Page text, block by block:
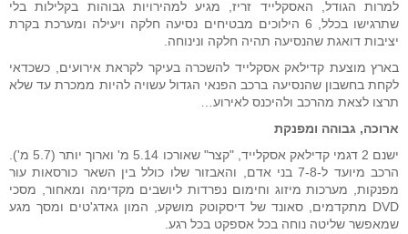
למרות הגודל, האסקלייד זריז, מגיע למהירויות גבוהות בקלילות בלי
שתרגישו בכלל, 6 הילוכים מבטיחים נסיעה חלקה ויעילה ומערכת בקרת
יציבות דואגת שהנסיעה תהיה חלקה ונינוחה.
בארץ מוצעת קדילאק אסקלייד להשכרה בעיקר לקראת אירועים, כשכדאי
לקחת בחשבון שהנסיעה ברכב הפנאי הגדול עשויה להיות ממכרת עד שלא
תרצו לצאת מהרכב ולהיכנס לאירוע…
ארוכה, גבוהה ומפנקת
ישנם 2 דגמי קדילאק אסקלייד, "קצר" שאורכו 5.14 מ' וארוך יותר (5.7 מ').
הרכב מיועד ל-7-8 בני אדם, והאבזור שלו כולל בין השאר כורסאות עור
מפנקות, מערכות מיזוג וחימום נפרדות ליושבים מקדימה ומאחור, מסכי
DVD מתקדמים, סאונד של דיסקוטק מושקע, המון גאדג'טים ומסך מגע
שמאפשר שליטה נוחה בכל אספקט בכל רגע.